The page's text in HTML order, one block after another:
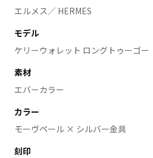
エルメス／ HERMES
モデル
ケリーウォレット ロングトゥーゴー
素材
エバーカラー
カラー
モーヴペール × シルバー金具
刻印